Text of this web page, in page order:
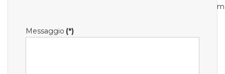
Messaggio (*)